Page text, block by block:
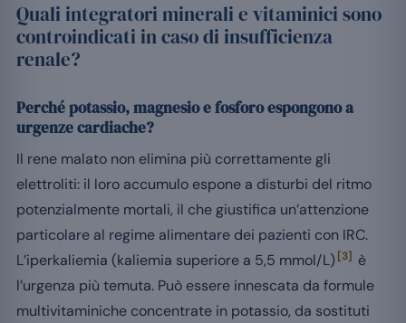
Quali integratori minerali e vitaminici sono
controindicati in caso di insufficienza
renale?
Perché potassio, magnesio e fosforo espongono a
urgenze cardiache?
Il rene malato non elimina più correttamente gli
elettroliti: il loro accumulo espone a disturbi del ritmo
potenzialmente mortali, il che giustifica un’attenzione
particolare al regime alimentare dei pazienti con IRC.
L’iperkaliemia (kaliemia superiore a 5,5 mmol/L) [3]
è
l’urgenza più temuta. Può essere innescata da formule
multivitaminiche concentrate in potassio, da sostituti